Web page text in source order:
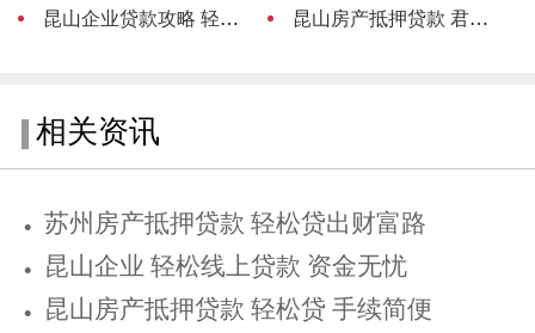
昆山企业贷款攻略 轻松融资 助力发展
昆山房产抵押贷款 君联助力轻松融资
相关资讯
苏州房产抵押贷款 轻松贷出财富路
昆山企业 轻松线上贷款 资金无忧
昆山房产抵押贷款 轻松贷 手续简便